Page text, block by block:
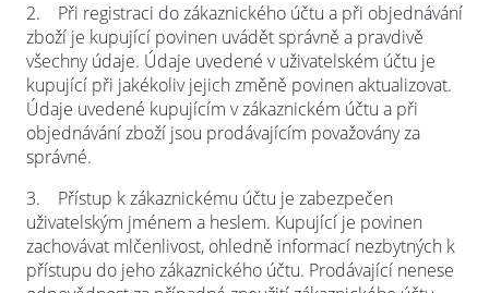
2. Při registraci do zákaznického účtu a při objednávání
zboží je kupující povinen uvádět správně a pravdivě
všechny údaje. Údaje uvedené v uživatelském účtu je
kupující při jakékoliv jejich změně povinen aktualizovat.
Údaje uvedené kupujícím v zákaznickém účtu a při
objednávání zboží jsou prodávajícím považovány za
správné.
3. Přístup k zákaznickému účtu je zabezpečen
uživatelským jménem a heslem. Kupující je povinen
zachovávat mlčenlivost, ohledně informací nezbytných k
přístupu do jeho zákaznického účtu. Prodávající nenese